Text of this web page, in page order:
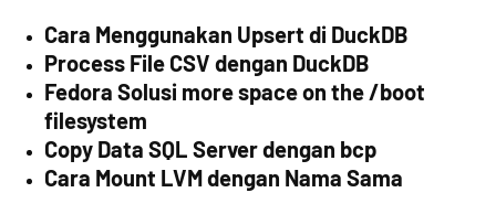
Cara Menggunakan Upsert di DuckDB
Process File CSV dengan DuckDB
Fedora Solusi more space on the /boot
filesystem
Copy Data SQL Server dengan bcp
Cara Mount LVM dengan Nama Sama